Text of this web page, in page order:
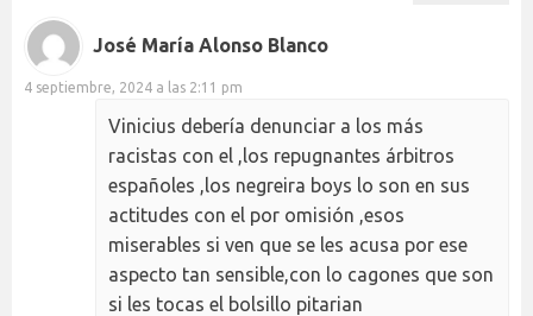
José María Alonso Blanco
4 septiembre, 2024 a las 2:11 pm
Vinicius debería denunciar a los más
racistas con el ,los repugnantes árbitros
españoles ,los negreira boys lo son en sus
actitudes con el por omisión ,esos
miserables si ven que se les acusa por ese
aspecto tan sensible,con lo cagones que son
si les tocas el bolsillo pitarian